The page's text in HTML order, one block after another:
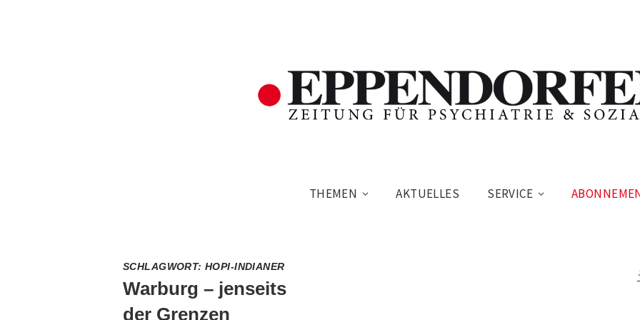
THEMEN AKTUELLES SERVICE
SCHLAGWORT:HOPI-INDIANER
Warburg – jenseits
der Grenzen